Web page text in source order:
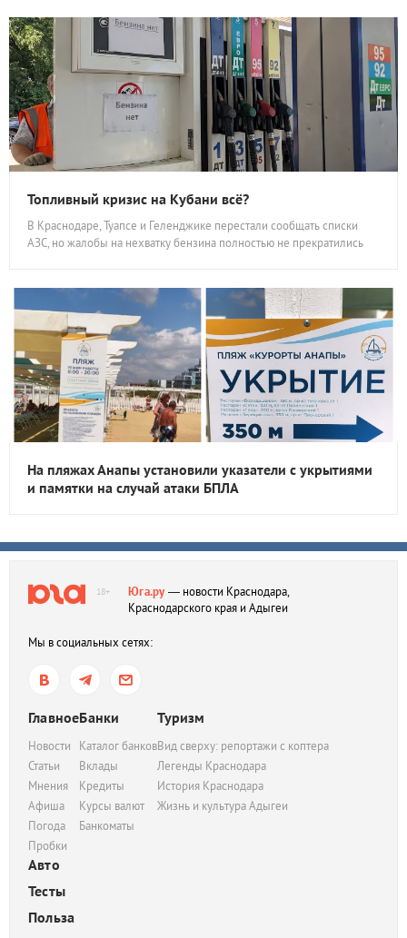
Топливный кризис на Кубани всё?
В Краснодаре, Туапсе и Геленджике перестали сообщать списки
АЗС, но жалобы на нехватку бензина полностью не прекратились
На пляжах Анапы установили указатели с укрытиями
и памятки на случай атаки БПЛА
18+ Юга.ру— новости Краснодара,
Краснодарского края и Адыгеи
Мы в социальных сетях:
Главное
Новости
Статьи
Мнения
Афиша
Погода
Пробки
Банки
Каталог банков
Вклады
Кредиты
Курсы валют
Банкоматы
Туризм
Вид сверху: репортажи с коптера
Легенды Краснодара
История Краснодара
Жизнь и культура Адыгеи
Авто
Тесты
Польза